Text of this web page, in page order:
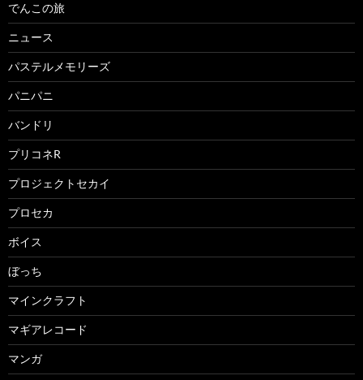
でんこの旅
ニュース
パステルメモリーズ
パニパニ
バンドリ
プリコネR
プロジェクトセカイ
プロセカ
ボイス
ぼっち
マインクラフト
マギアレコード
マンガ